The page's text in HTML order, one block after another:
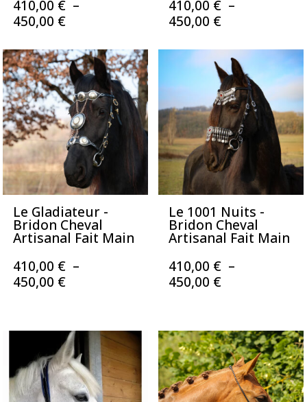
410,00 € –
450,00 €Plage
prix :
410,00 €
à
450,00 €
410,00 € –
450,00 €Plage
prix :
410,00 €
à
450,00 €
Le Gladiateur -
Bridon Cheval
Artisanal Fait Main
410,00 € –
450,00 €Plage
410,00 €
à
450,00 €
Le 1001 Nuits -
Bridon Cheval
Artisanal Fait Main
410,00 € –
450,00 €Plage
410,00 €
à
450,00 €